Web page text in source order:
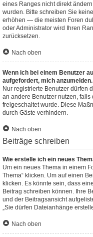
eines Ranges nicht direkt
wurden. Bitte schreiben Sie
erhöhen — die meisten Foren
oder Administrator wird Ihren
zurücksetzen.
Nach oben
Wenn ich bei einem Benutzer
aufgefordert, mich anzumelden.
Nur registrierte Benutzer dürfen
an andere Benutzer nutzen,
freigeschaltet wurde. Diese
durch Gäste verhindern.
Nach oben
Beiträge schreiben
Wie erstelle ich ein neues
Um ein neues Thema in einem
Thema“ klicken. Um auf einen
klicken. Es könnte sein, dass
Beitrag schreiben können. Ihre
und der Beitragsansicht
„Sie dürfen Dateianhänge
Nach oben